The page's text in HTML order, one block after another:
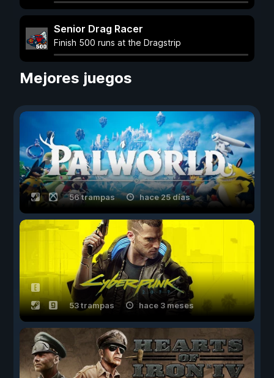
Senior Drag Racer
Finish 500 runs at the Dragstrip
Mejores juegos
56 trampas hace 25 días
53 trampas hace 3 meses